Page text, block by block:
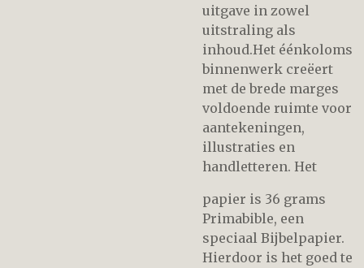
uitgave in zowel
uitstraling als
inhoud.Het éénkoloms
binnenwerk creëert
met de brede marges
voldoende ruimte voor
aantekeningen,
illustraties en
handletteren. Het
papier is 36 grams
Primabible, een
speciaal Bijbelpapier.
Hierdoor is het goed te